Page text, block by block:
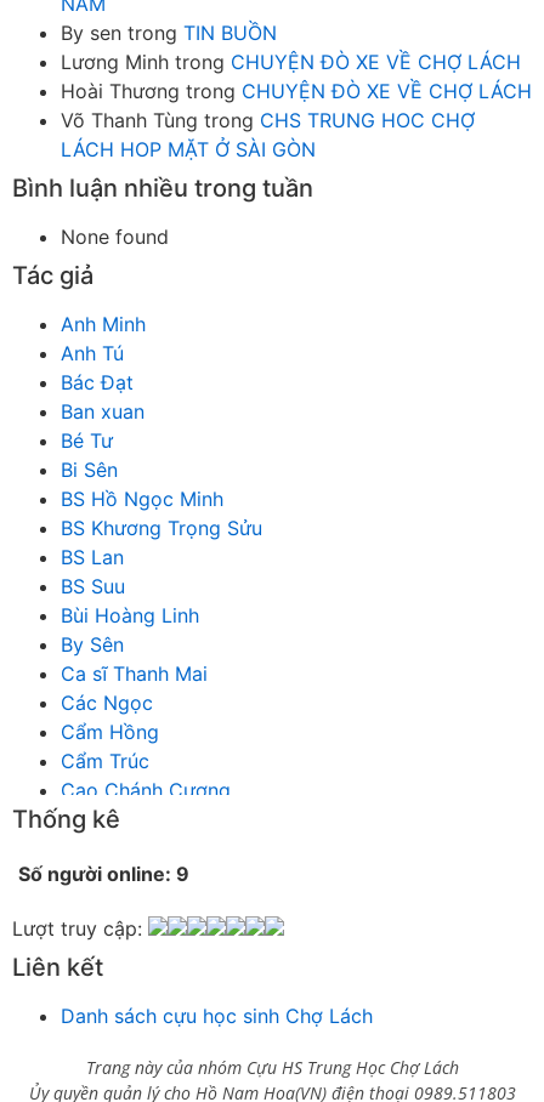
By sen trong TIN BUỒN
Lương Minh trong CHUYỆN ĐÒ XE VỀ CHỢ LÁCH
Hoài Thương trong CHUYỆN ĐÒ XE VỀ CHỢ LÁCH
Võ Thanh Tùng trong CHS TRUNG HOC CHỢ
LÁCH HOP MẶT Ở SÀI GÒN
Bình luận nhiều trong tuần
None found
Tác giả
Anh Minh
Anh Tú
Bác Đạt
Ban xuan
Bé Tư
Bi Sên
BS Hồ Ngọc Minh
BS Khương Trọng Sửu
BS Lan
BS Suu
Bùi Hoàng Linh
By Sên
Ca sĩ Thanh Mai
Các Ngọc
Cẩm Hồng
Cẩm Trúc
Cao Chánh Cương
Cao Nhật Quyên
Chích Chị
Chu Trầm Nguyên Minh
Cò Bằng
Công Bình
Công Minh
Thống kê
Số người online: 9
Lượt truy cập:
Liên kết
Danh sách cựu học sinh Chợ Lách
Trang này của nhóm Cựu HS Trung Học Chợ Lách
Ủy quyền quản lý cho Hồ Nam Hoa(VN) điện thoại 0989.511803